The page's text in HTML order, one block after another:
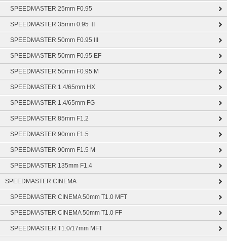
SPEEDMASTER 25mm F0.95
SPEEDMASTER 35mm 0.95 Ⅱ
SPEEDMASTER 50mm F0.95 III
SPEEDMASTER 50mm F0.95 EF
SPEEDMASTER 50mm F0.95 M
SPEEDMASTER 1.4/65mm HX
SPEEDMASTER 1.4/65mm FG
SPEEDMASTER 85mm F1.2
SPEEDMASTER 90mm F1.5
SPEEDMASTER 90mm F1.5 M
SPEEDMASTER 135mm F1.4
SPEEDMASTER CINEMA
SPEEDMASTER CINEMA 50mm T1.0 MFT
SPEEDMASTER CINEMA 50mm T1.0 FF
SPEEDMASTER T1.0/17mm MFT